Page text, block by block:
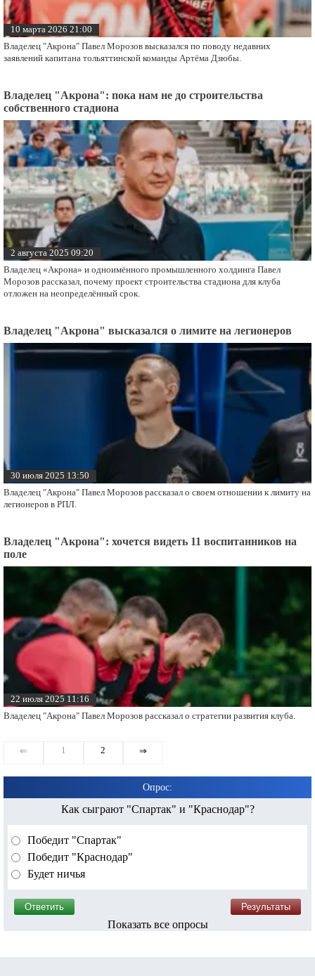
10 марта 2026 21:00
Владелец "Акрона" Павел Морозов высказался по поводу недавних
заявлений капитана тольяттинской команды Артёма Дзюбы.
Владелец "Акрона": пока нам не до строительства
собственного стадиона
2 августа 2025 09:20
Владелец «Акрона» и одноимённого промышленного холдинга Павел
Морозов рассказал, почему проект строительства стадиона для клуба
отложен на неопределённый срок.
Владелец "Акрона" высказался о лимите на легионеров
30 июля 2025 13:50
Владелец "Акрона" Павел Морозов рассказал о своем отношении к лимиту на
легионеров в РПЛ.
Владелец "Акрона": хочется видеть 11 воспитанников на
поле
22 июля 2025 11:16
Владелец "Акрона" Павел Морозов рассказал о стратегии развития клуба.
⇐ 1 2 ⇒
Опрос:
Как сыграют "Спартак" и "Краснодар"?
Победит "Спартак"
Победит "Краснодар"
Будет ничья
Показать все опросы